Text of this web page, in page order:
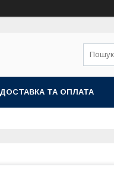
ДОСТАВКА ТА ОПЛАТА